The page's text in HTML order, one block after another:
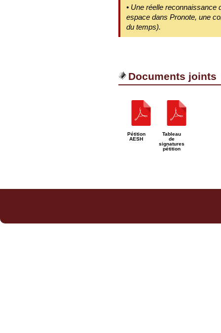
• Une réelle reconnaissance
espace dans Pronote, une
du temps).
Documents joints
Pétition
AESH
Tableau
de
signatures
pétition